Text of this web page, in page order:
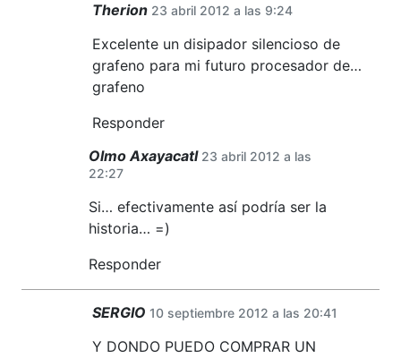
Therion 23 abril 2012 a las 9:24
Excelente un disipador silencioso de
grafeno para mi futuro procesador de…
grafeno
Responder
Olmo Axayacatl 23 abril 2012 a las
22:27
Si… efectivamente así podría ser la
historia… =)
Responder
SERGIO 10 septiembre 2012 a las 20:41
Y DONDO PUEDO COMPRAR UN